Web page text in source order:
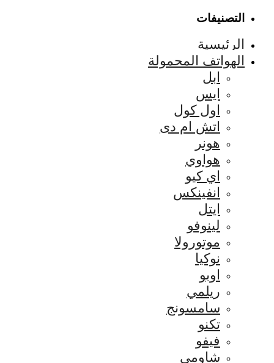
التصنيفات
الرئيسية
الهواتف المحمولة
ابل
ايس
اول كول
اتش ام دى
هونر
هواوي
اي كيو
انفينكس
ايتل
لينوفو
موتورولا
نوكيا
اوبو
ريلمي
سامسونج
تكنو
فيفو
شاومي